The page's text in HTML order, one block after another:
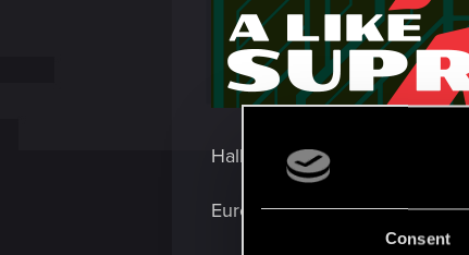
Consent
Hallo, Night City!
Eure Lieblingsband ist